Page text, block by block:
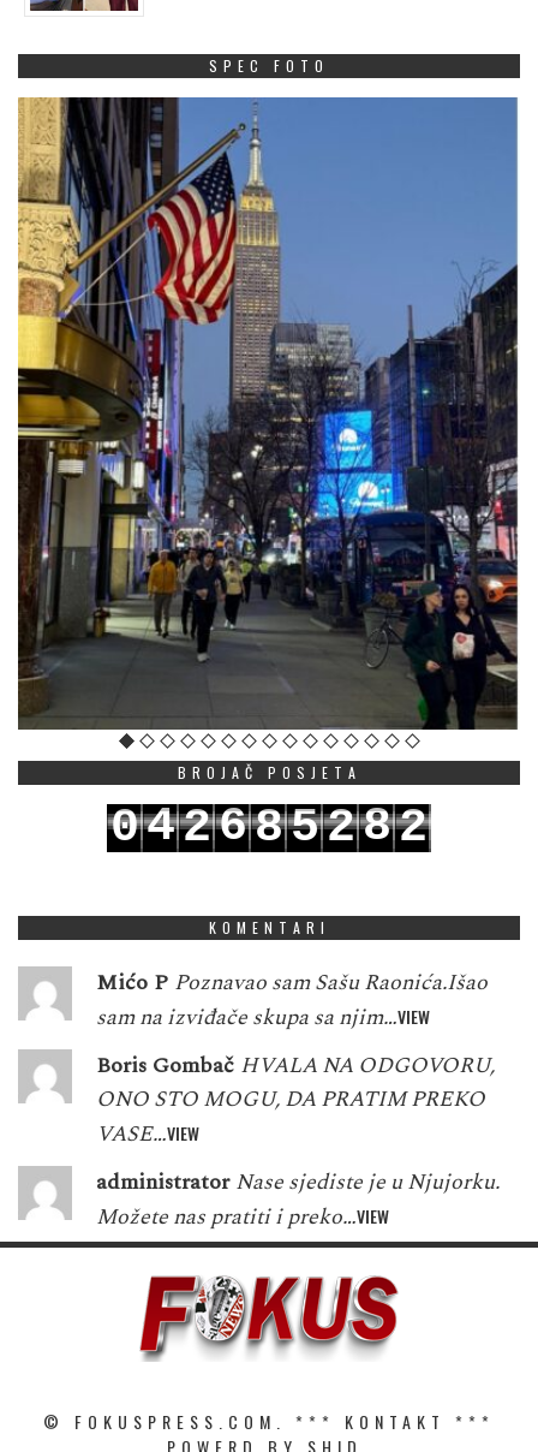
SPEC FOTO
BROJAČ POSJETA
042685282
KOMENTARI
Mićo P Poznavao sam Sašu Raonića.Išao
sam na izviđače skupa sa njim…VIEW
Boris Gombač HVALA NA ODGOVORU,
ONO STO MOGU, DA PRATIM PREKO
VASE…VIEW
administrator Nase sjediste je u Njujorku.
Možete nas pratiti i preko…VIEW
© FOKUSPRESS.COM. *** KONTAKT
***
POWERD BY SHID.